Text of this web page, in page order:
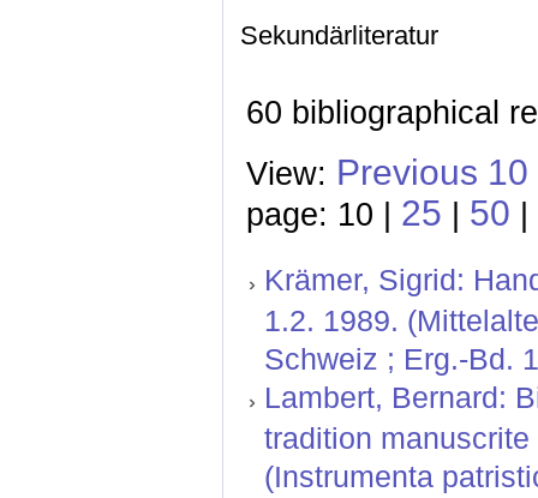
Sekundärliteratur
60 bibliographical
View: Previous 10
page: 10 | 25 | 50 |
Krämer, Sigrid:
1.2. 1989.
Schweiz ; Erg.-Bd.
Lambert, Bernard:
tradition
(Instrumenta